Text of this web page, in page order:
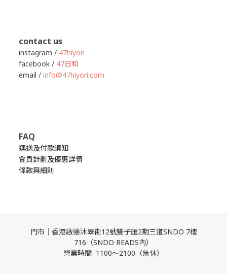
contact us
instagram / 47hiyori
facebook / 47日和
email / info@47hiyori.com
FAQ
運送及付款須知
會員計劃及優惠詳情
條款與細則
門市｜香港啟德沐翠街12號雙子匯2期三道SNDO 7樓
716（SNDO READS內）
營業時間 1100～2100（無休）